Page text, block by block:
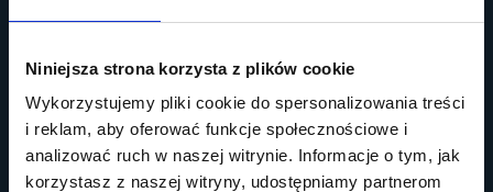
Niniejsza strona korzysta z plików cookie
Wykorzystujemy pliki cookie do spersonalizowania treści
i reklam, aby oferować funkcje społecznościowe i
analizować ruch w naszej witrynie. Informacje o tym, jak
korzystasz z naszej witryny, udostępniamy partnerom